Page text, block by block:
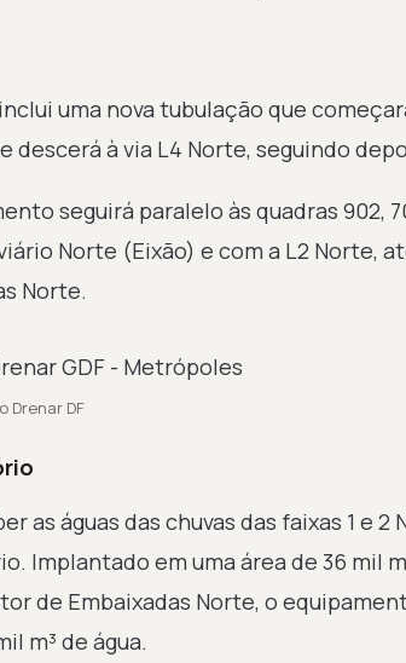
uma nova tubulação que
descerá à via L4 Norte, seguindo
seguirá paralelo às quadras 902,
Norte (Eixão) e com a L2 Norte,
Norte.
Drenar DF
as águas das chuvas das faixas 1 e
Implantado em uma área de 36 mil
de Embaixadas Norte, o
m³ de água.